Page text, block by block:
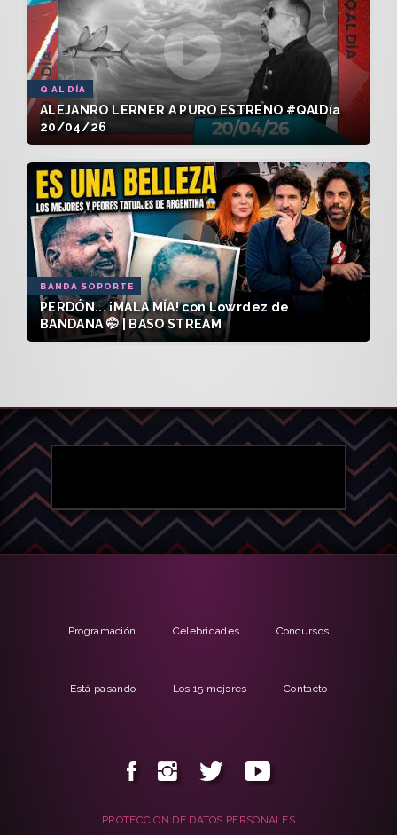
Q AL DÍA
ALEJANRO LERNER A PURO ESTRENO #QAlDía
20/04/26
BANDA SOPORTE
PERDÓN... ¡MALA MÍA! con Lowrdez de
BANDANA 🤭 | BASO STREAM
Programación Celebridades Concursos
Está pasando Los 15 mejores Contacto
PROTECCIÓN DE DATOS PERSONALES